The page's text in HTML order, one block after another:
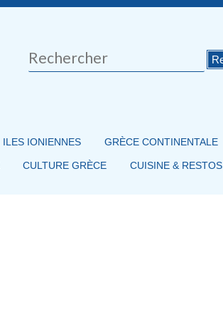
Rechercher
ILES IONIENNES GRÈCE CONTINENTALE
CULTURE GRÈCE CUISINE & RESTOS